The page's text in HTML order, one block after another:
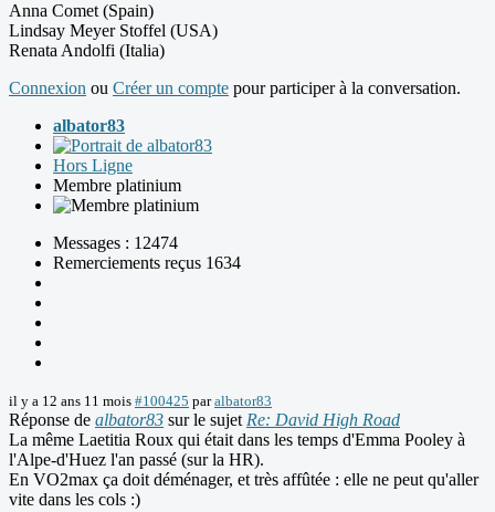
Anna Comet (Spain)
Lindsay Meyer Stoffel (USA)
Renata Andolfi (Italia)
Connexion ou Créer un compte pour participer à la conversation.
albator83
Hors Ligne
Membre platinium
Messages : 12474
Remerciements reçus 1634
il y a 12 ans 11 mois #100425 paralbator83
Réponse de albator83 sur le sujet Re: David High Road
La même Laetitia Roux qui était dans les temps d'Emma Pooley à
l'Alpe-d'Huez l'an passé (sur la HR).
En VO2max ça doit déménager, et très affûtée : elle ne peut qu'aller
vite dans les cols :)